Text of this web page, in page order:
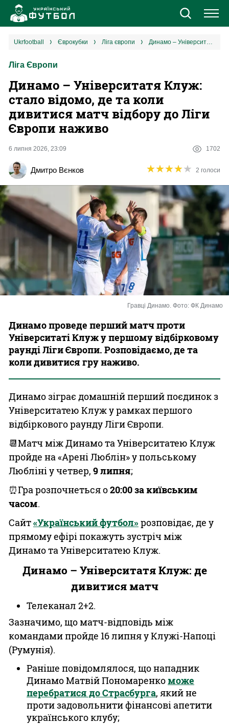
Новини
Єврокубки
УПЛ
Різне
Букмекери
Казино
ukrfootball єврокубки ліга європи Динамо – Університатя Клуж: стало відомо, де та коли дивитися матч відбору до Ліги Європи наживо
Ліга Європи
Динамо – Університатя Клуж:
стало відомо, де та коли
дивитися матч відбору до Ліги
Європи наживо
6 липня 2026, 23:09 1702
Дмитро Вєнков ★★★★★
★★★★★ 2 голоси
Гравці Динамо. Фото: ФК Динамо
Динамо проведе перший матч проти
Університаті Клуж у першому відбірковому
раунді Ліги Європи. Розповідаємо, де та
коли дивитися гру наживо.
Динамо зіграє домашній перший поєдинок з
Університатею Клуж у рамках першого
відбіркового раунду Ліги Європи.
📆Матч між Динамо та Університатею Клуж
пройде на «Арені Люблін» у польському
Любліні у четвер, 9 липня;
⏰Гра розпочнеться о20:00 за київським
часом.
Сайт«Український футбол»розповідає, де у
прямому ефірі покажуть зустріч між
Динамо та Університатею Клуж.
Динамо – Університатя Клуж: де
дивитися матч
Телеканал 2+2.
Зазначимо, що матч-відповідь між
командами пройде 16 липня у Клужі-Напоці
(Румунія).
Раніше повідомлялося, що нападник
Динамо Матвій Пономаренкоможе
перебратися до Страсбурга, який не
проти задовольнити фінансові апетити
українського клубу;